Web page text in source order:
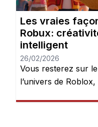
Les vraies
Robux:
intelligent
26/02/2026
Vous resterez sur
l’univers de Roblox,